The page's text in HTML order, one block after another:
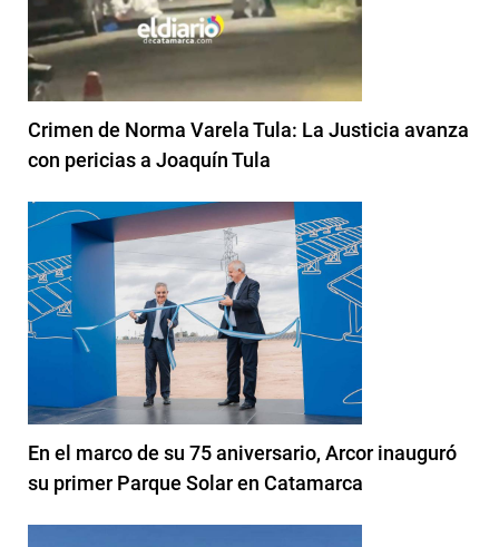
Crimen de Norma Varela Tula: La Justicia avanza
con pericias a Joaquín Tula
En el marco de su 75 aniversario, Arcor inauguró
su primer Parque Solar en Catamarca